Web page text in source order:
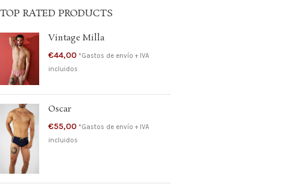
TOP RATED PRODUCTS
Vintage Milla
€44,00 *Gastos de envío + IVA
incluidos
Oscar
€55,00 *Gastos de envío + IVA
incluidos